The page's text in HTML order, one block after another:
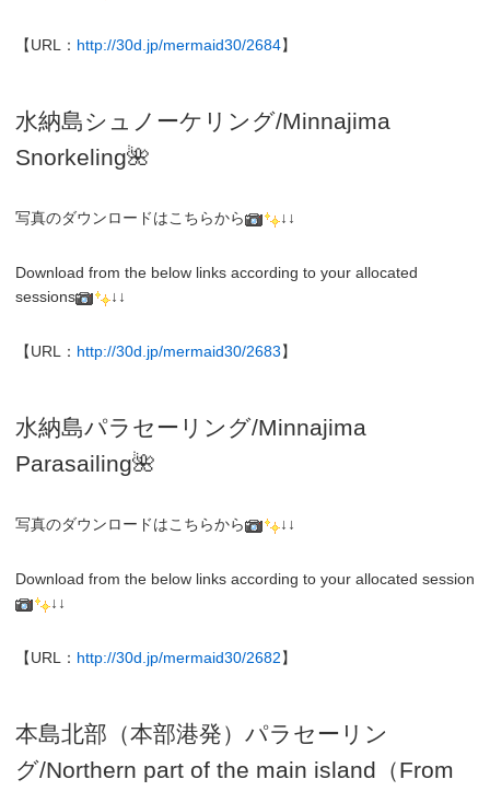
【URL： http://30d.jp/mermaid30/2684】
水納島シュノーケリング/Minnajima
Snorkeling🌺
写真のダウンロードはこちらから ↓↓
Download from the below links according to your allocated
sessions
↓↓
【URL： http://30d.jp/mermaid30/2683】
水納島パラセーリング/Minnajima
Parasailing🌺
写真のダウンロードはこちらから ↓↓
Download from the below links according to your allocated session
↓↓
【URL： http://30d.jp/mermaid30/2682】
本島北部（本部港発）パラセーリン
グ/Northern part of the main island（From